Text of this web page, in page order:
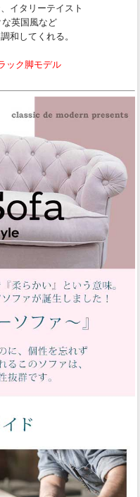
イタリーテイスト
英国風など
和してくれる。
ック脚モデル